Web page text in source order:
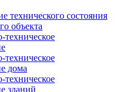
технического состояния
объекта
техническое
техническое
дома
техническое
зданий